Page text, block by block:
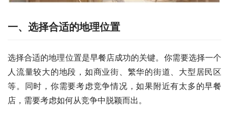
一、选择合适的地理位置
选择合适的地理位置是早餐店成功的关键。你需要选择一个
人流量较大的地段，如商业街、繁华的街道、大型居民区
等。同时，你需要考虑竞争情况，如果附近有太多的早餐
店，需要考虑如何从竞争中脱颖而出。